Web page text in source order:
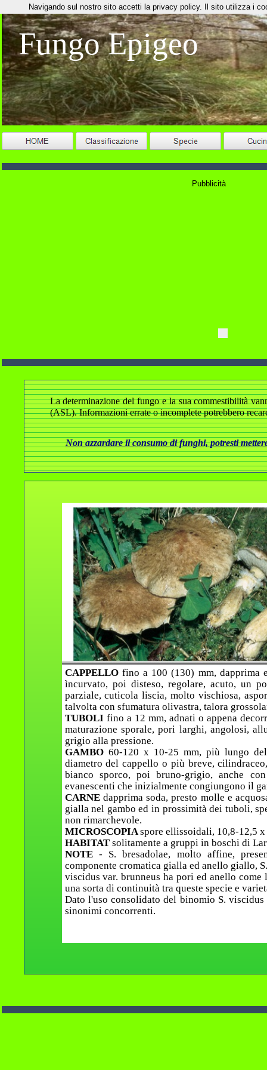
Fungo Epigeo
Pubblicità
La determinazione del fungo e la sua commestibilità
(ASL). Informazioni errate o incomplete potrebbero
Non azzardare il consumo di funghi, potresti
CAPPELLO fino a 100 (130) mm, dapprima
ìncurvato, poi disteso, regolare, acuto, un
parziale, cuticola liscia, molto vischiosa,
talvolta con sfumatura olivastra, talora
TUBOLI fino a 12 mm, adnati o appena
maturazione sporale, pori larghi, angolosi,
grigio alla pressione.
GAMBO 60-120 x 10-25 mm, più lungo
diametro del cappello o più breve,
bianco sporco, poi bruno-grigio, anche
evanescenti che inizialmente congiungono il
CARNE dapprima soda, presto molle e
gialla nel gambo ed in prossimità dei tuboli,
non rimarchevole.
MICROSCOPIAspore ellissoidali, 10,8-12,5
HABITAT solitamente a gruppi in boschi di
NOTE - S. bresadolae, molto affine,
componente cromatica gialla ed anello giallo,
viscidus var. brunneus ha pori ed anello
una sorta di continuità tra queste specie e
Dato l'uso consolidato del binomio S.
sinonimi concorrenti.
Navigando sul nostro sito accetti la privacy policy. Il sito utilizza i